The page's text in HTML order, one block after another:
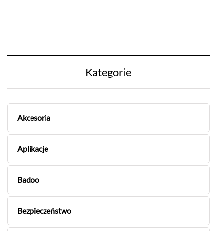
Kategorie
Akcesoria
Aplikacje
Badoo
Bezpieczeństwo